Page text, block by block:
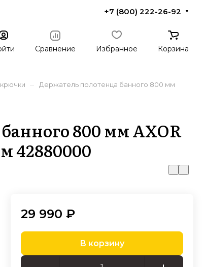
+7 (800) 222-26-92
Сравнение Избранное Корзина
–
Держатель полотенца банного 800 мм
800 мм AXOR
42880000
29 990 ₽
В корзину